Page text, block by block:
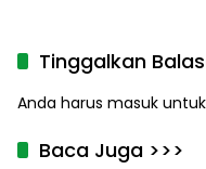
Periksa PPK Bersama
Kontraktor Pelaksana
Tinggalkan
Anda harus masuk
Baca Juga >>>